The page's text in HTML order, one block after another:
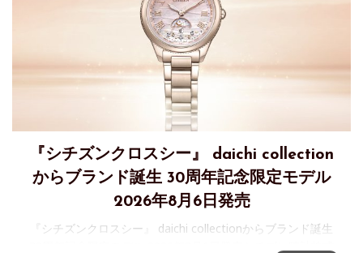
『シチズンクロスシー』 daichi collection
からブランド誕生 30周年記念限定モデル
2026年8月6日発売
『シチズンクロスシー』 daichi collectionからブランド誕生